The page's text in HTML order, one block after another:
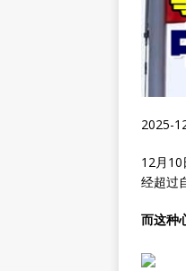
2025-
12月
经超过
而这种